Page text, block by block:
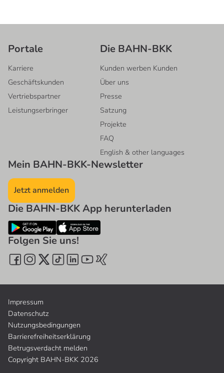
Portale
Karriere
Geschäftskunden
Vertriebspartner
Leistungserbringer
Die BAHN-BKK
Kunden werben Kunden
Über uns
Presse
Satzung
Projekte
FAQ
English & other languages
Mein BAHN-BKK-Newsletter
Jetzt anmelden
Die BAHN-BKK App herunterladen
Folgen Sie uns!
Impressum
Datenschutz
Nutzungsbedingungen
Barrierefreiheitserklärung
Betrugsverdacht melden
Copyright BAHN-BKK 2026